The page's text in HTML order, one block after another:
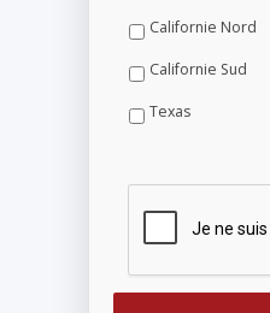
Californie Nord
Californie Sud
Texas